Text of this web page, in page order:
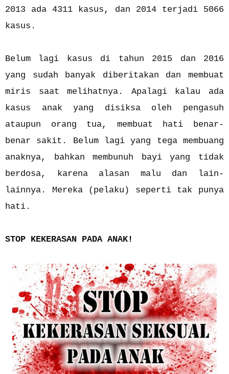
2013 ada 4311 kasus, dan 2014 terjadi 5066
kasus.
Belum lagi kasus di tahun 2015 dan 2016
yang sudah banyak diberitakan dan membuat
miris saat melihatnya. Apalagi kalau ada
kasus anak yang disiksa oleh pengasuh
ataupun orang tua, membuat hati benar-
benar sakit. Belum lagi yang tega membuang
anaknya, bahkan membunuh bayi yang tidak
berdosa, karena alasan malu dan lain-
lainnya. Mereka (pelaku) seperti tak punya
hati.
STOP KEKERASAN PADA ANAK!